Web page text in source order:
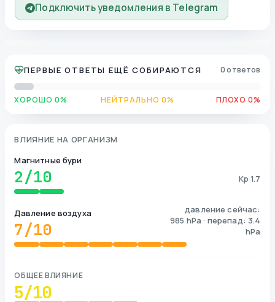
Подключить уведомления в Telegram
ПЕРВЫЕ ОТВЕТЫ ЕЩЁ СОБИРАЮТСЯ 0 ответов
ХОРОШО 0% НЕЙТРАЛЬНО 0% ПЛОХО 0%
ВЛИЯНИЕ НА ОРГАНИЗМ
Магнитные бури
2/10 Kp 1.7
Давление воздуха
7/10
давление сейчас:
985 hPa · перепад: 3.4
hPa
ОБЩЕЕ ВЛИЯНИЕ
5/10